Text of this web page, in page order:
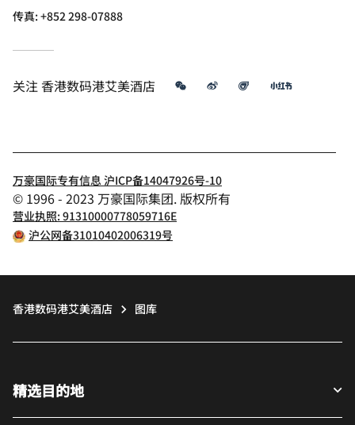
传真:+852 298-07888
关注 香港数码港艾美酒店 微信 微博 飞猪 小红书
万豪国际专有信息 沪ICP备14047926号-10
© 1996 - 2023 万豪国际集团. 版权所有
营业执照: 91310000778059716E
沪公网备31010402006319号
香港数码港艾美酒店 图库
精选目的地